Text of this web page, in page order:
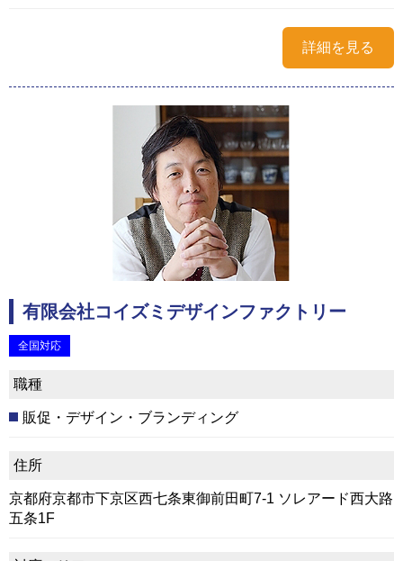
詳細を見る
有限会社コイズミデザインファクトリー
全国対応
職種
販促・デザイン・ブランディング
住所
京都府京都市下京区西七条東御前田町7-1 ソレアード西大路
五条1F